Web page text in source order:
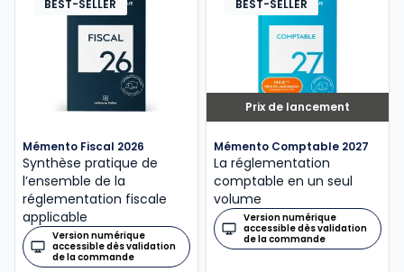
BEST-SELLER
Mémento Fiscal 2026
Synthèse pratique de
l’ensemble de la
réglementation fiscale
applicable
Version numérique
accessible dès validation
de la commande
Prix de lancement
BEST-SELLER
Mémento Comptable 2027
La réglementation
comptable en un seul
volume
Version numérique
accessible dès validation
de la commande